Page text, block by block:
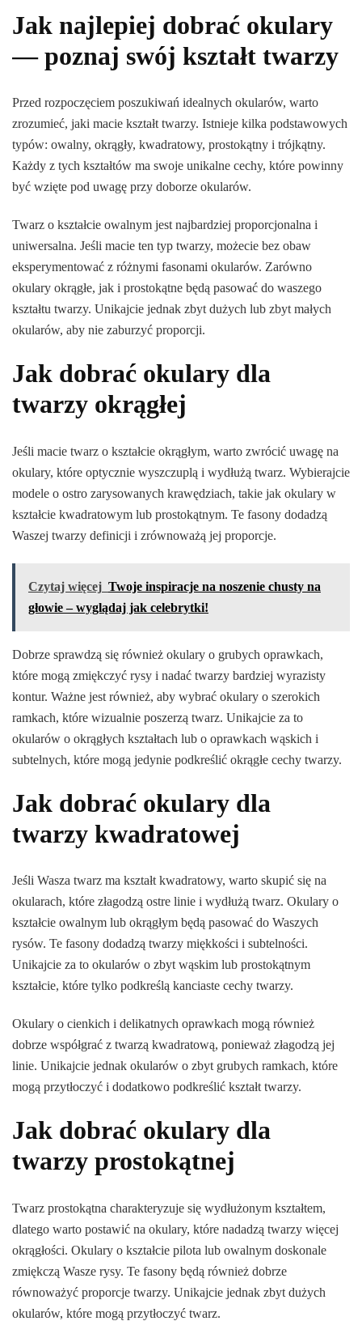
Jak najlepiej dobrać okulary
— poznaj swój kształt twarzy
Przed rozpoczęciem poszukiwań idealnych okularów, warto
zrozumieć, jaki macie kształt twarzy. Istnieje kilka podstawowych
typów: owalny, okrągły, kwadratowy, prostokątny i trójkątny.
Każdy z tych kształtów ma swoje unikalne cechy, które powinny
być wzięte pod uwagę przy doborze okularów.
Twarz o kształcie owalnym jest najbardziej proporcjonalna i
uniwersalna. Jeśli macie ten typ twarzy, możecie bez obaw
eksperymentować z różnymi fasonami okularów. Zarówno
okulary okrągłe, jak i prostokątne będą pasować do waszego
kształtu twarzy. Unikajcie jednak zbyt dużych lub zbyt małych
okularów, aby nie zaburzyć proporcji.
Jak dobrać okulary dla
twarzy okrągłej
Jeśli macie twarz o kształcie okrągłym, warto zwrócić uwagę na
okulary, które optycznie wyszczuplą i wydłużą twarz. Wybierajcie
modele o ostro zarysowanych krawędziach, takie jak okulary w
kształcie kwadratowym lub prostokątnym. Te fasony dodadzą
Waszej twarzy definicji i zrównoważą jej proporcje.
Czytaj więcej Twoje inspiracje na noszenie chusty na
głowie – wyglądaj jak celebrytki!
Dobrze sprawdzą się również okulary o grubych oprawkach,
które mogą zmiękczyć rysy i nadać twarzy bardziej wyrazisty
kontur. Ważne jest również, aby wybrać okulary o szerokich
ramkach, które wizualnie poszerzą twarz. Unikajcie za to
okularów o okrągłych kształtach lub o oprawkach wąskich i
subtelnych, które mogą jedynie podkreślić okrągłe cechy twarzy.
Jak dobrać okulary dla
twarzy kwadratowej
Jeśli Wasza twarz ma kształt kwadratowy, warto skupić się na
okularach, które złagodzą ostre linie i wydłużą twarz. Okulary o
kształcie owalnym lub okrągłym będą pasować do Waszych
rysów. Te fasony dodadzą twarzy miękkości i subtelności.
Unikajcie za to okularów o zbyt wąskim lub prostokątnym
kształcie, które tylko podkreślą kanciaste cechy twarzy.
Okulary o cienkich i delikatnych oprawkach mogą również
dobrze współgrać z twarzą kwadratową, ponieważ złagodzą jej
linie. Unikajcie jednak okularów o zbyt grubych ramkach, które
mogą przytłoczyć i dodatkowo podkreślić kształt twarzy.
Jak dobrać okulary dla
twarzy prostokątnej
Twarz prostokątna charakteryzuje się wydłużonym kształtem,
dlatego warto postawić na okulary, które nadadzą twarzy więcej
okrągłości. Okulary o kształcie pilota lub owalnym doskonale
zmiękczą Wasze rysy. Te fasony będą również dobrze
równoważyć proporcje twarzy. Unikajcie jednak zbyt dużych
okularów, które mogą przytłoczyć twarz.